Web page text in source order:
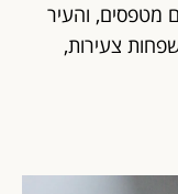
מטפסים, והעיר
צעירות,